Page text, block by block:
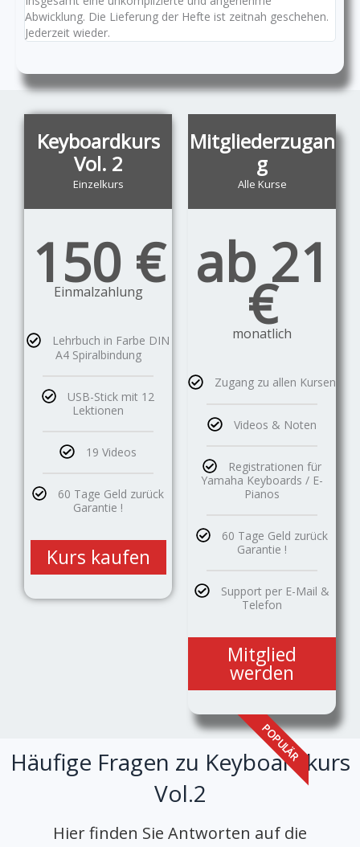
Abwicklung. Die Lieferung der Hefte ist zeitnah geschehen.
Jederzeit wieder.
Keyboardkurs
Vol. 2
Einzelkurs
150 €
Einmalzahlung
Lehrbuch in Farbe DIN
A4 Spiralbindung
USB-Stick mit 12
Lektionen
19 Videos
60 Tage Geld zurück
Garantie !
Kurs kaufen
Mitgliederzugan
g
Alle Kurse
ab 21
€
monatlich
Zugang zu allen Kursen
Videos & Noten
Registrationen für
Yamaha Keyboards / E-
Pianos
60 Tage Geld zurück
Garantie !
Support per E-Mail &
Telefon
Mitglied
werden
POPULÄR
Häufige Fragen zu Keyboardkurs
Vol.2
Hier finden Sie Antworten auf die